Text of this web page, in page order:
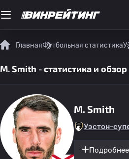
ГлавнаяФутбольная статистика
M. Smith - статистика и обзор
M. Smith
Уэстон-